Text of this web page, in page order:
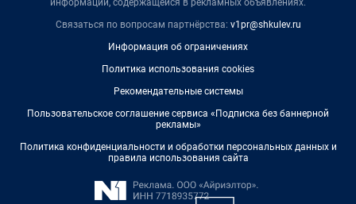
Связаться по вопросам партнёрства: v1pr@shkulev.ru
Информация об ограничениях
Политика использования cookies
Рекомендательные системы
Пользовательское соглашение сервиса «Подписка без баннерной
рекламы»
Политика конфиденциальности и обработки персональных данных и
правила использования сайта